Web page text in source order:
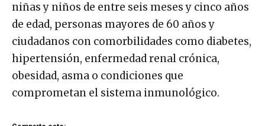
niñas y niños de entre seis meses y cinco años
de edad, personas mayores de 60 años y
ciudadanos con comorbilidades como diabetes,
hipertensión, enfermedad renal crónica,
obesidad, asma o condiciones que
comprometan el sistema inmunológico.